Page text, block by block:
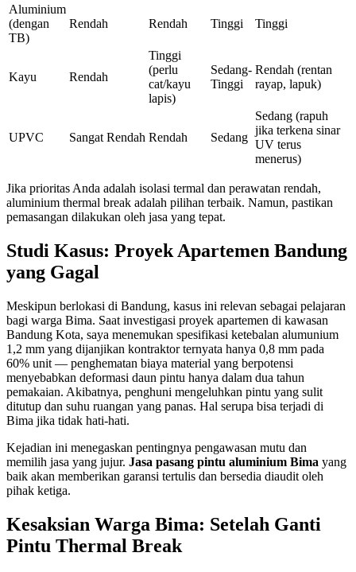
Aluminium
(dengan
TB)
Rendah Rendah Tinggi Tinggi
Kayu Rendah
Tinggi
(perlu
cat/kayu
lapis)
Sedang-
Tinggi
Rendah (rentan
rayap, lapuk)
UPVC Sangat Rendah Rendah Sedang
Sedang (rapuh
jika terkena sinar
UV terus
menerus)
Jika prioritas Anda adalah isolasi termal dan perawatan rendah,
aluminium thermal break adalah pilihan terbaik. Namun, pastikan
pemasangan dilakukan oleh jasa yang tepat.
Studi Kasus: Proyek Apartemen Bandung
yang Gagal
Meskipun berlokasi di Bandung, kasus ini relevan sebagai pelajaran
bagi warga Bima. Saat investigasi proyek apartemen di kawasan
Bandung Kota, saya menemukan spesifikasi ketebalan alumunium
1,2 mm yang dijanjikan kontraktor ternyata hanya 0,8 mm pada
60% unit — penghematan biaya material yang berpotensi
menyebabkan deformasi daun pintu hanya dalam dua tahun
pemakaian. Akibatnya, penghuni mengeluhkan pintu yang sulit
ditutup dan suhu ruangan yang panas. Hal serupa bisa terjadi di
Bima jika tidak hati-hati.
Kejadian ini menegaskan pentingnya pengawasan mutu dan
memilih jasa yang jujur. Jasa pasang pintu aluminium Bima yang
baik akan memberikan garansi tertulis dan bersedia diaudit oleh
pihak ketiga.
Kesaksian Warga Bima: Setelah Ganti
Pintu Thermal Break